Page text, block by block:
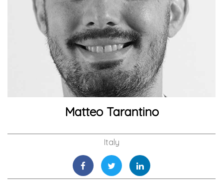
Matteo Tarantino
Italy